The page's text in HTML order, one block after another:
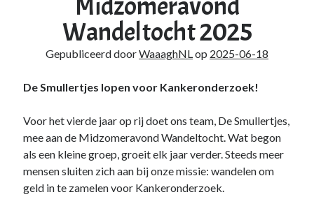
Midzomeravond
Wandeltocht 2025
Gepubliceerd doorWaaaghNLop 2025-06-18
De Smullertjes lopen voor Kankeronderzoek!
Voor het vierde jaar op rij doet ons team, De Smullertjes,
mee aan de Midzomeravond Wandeltocht. Wat begon
als een kleine groep, groeit elk jaar verder. Steeds meer
mensen sluiten zich aan bij onze missie: wandelen om
geld in te zamelen voor Kankeronderzoek.